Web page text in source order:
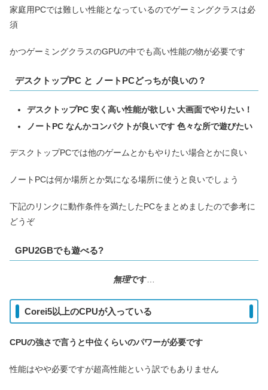
家庭用PCでは難しい性能となっているのでゲーミングクラスは必
須
かつゲーミングクラスのGPUの中でも高い性能の物が必要です
デスクトップPC と ノートPCどっちが良いの？
デスクトップPC 安く高い性能が欲しい 大画面でやりたい！
ノートPC なんかコンパクトが良いです 色々な所で遊びたい
デスクトップPCでは他のゲームとかもやりたい場合とかに良い
ノートPCは何か場所とか気になる場所に使うと良いでしょう
下記のリンクに動作条件を満たしたPCをまとめましたので参考に
どうぞ
GPU2GBでも遊べる?
無理です
Corei5以上のCPUが入っている
CPUの強さで言うと中位くらいのパワーが必要です
性能はやや必要ですが超高性能という訳でもありません